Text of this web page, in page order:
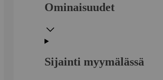
Ominaisuudet
Sijainti myymälässä